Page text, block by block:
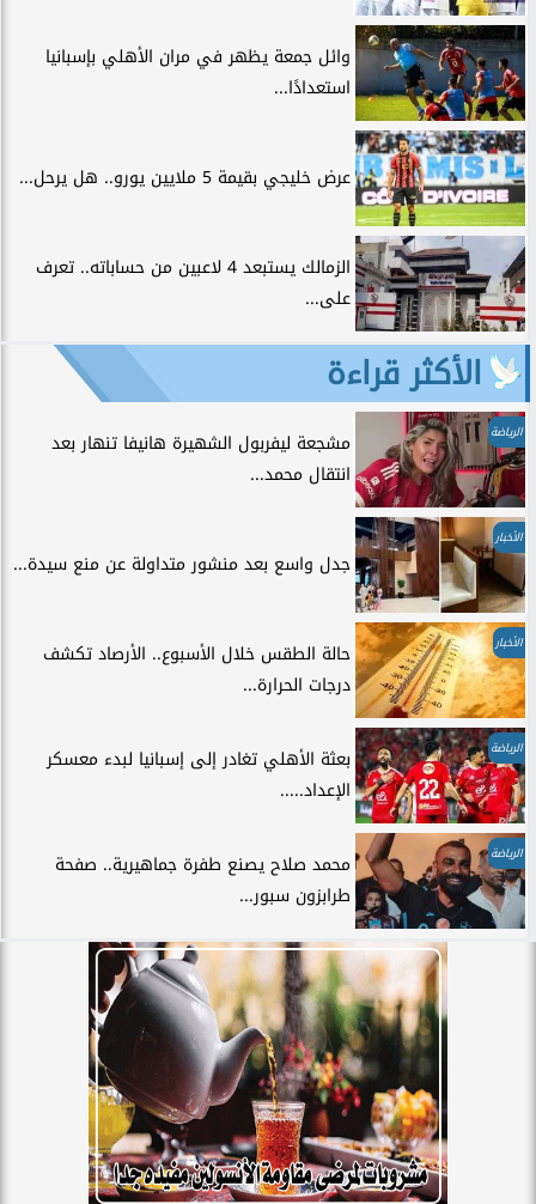
وائل جمعة يظهر في مران الأهلي بإسبانيا
استعدادًا...
عرض خليجي بقيمة 5 ملايين يورو.. هل يرحل...
الزمالك يستبعد 4 لاعبين من حساباته.. تعرف
على...
الأكثر قراءة
الرياضة
مشجعة ليفربول الشهيرة هانيفا تنهار بعد
انتقال محمد...
الأخبار
جدل واسع بعد منشور متداولة عن منع سيدة...
الأخبار
حالة الطقس خلال الأسبوع.. الأرصاد تكشف
درجات الحرارة...
الرياضة
بعثة الأهلي تغادر إلى إسبانيا لبدء معسكر
الإعداد.....
الرياضة
محمد صلاح يصنع طفرة جماهيرية.. صفحة
طرابزون سبور...